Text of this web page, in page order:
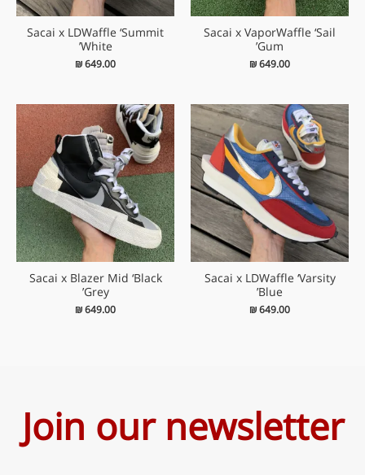
Sacai x VaporWaffle ‘Sail
Gum’
₪649.00
Sacai x LDWaffle ‘Summit
White’
₪649.00
Sacai x LDWaffle ‘Varsity
Blue’
₪649.00
Sacai x Blazer Mid ‘Black
Grey’
₪649.00
Join our newsletter